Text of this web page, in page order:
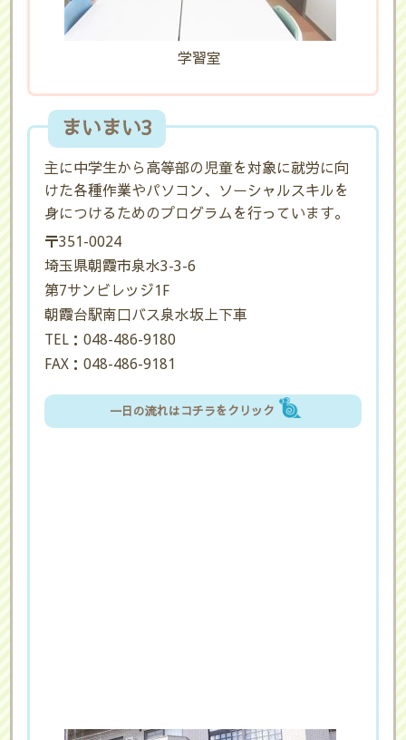
学習室
まいまい3
主に中学生から高等部の児童を対象に就労に向
けた各種作業やパソコン、ソーシャルスキルを
身につけるためのプログラムを行っています。
〒351-0024
埼玉県朝霞市泉水3-3-6
第7サンビレッジ1F
朝霞台駅南口バス泉水坂上下車
TEL：048-486-9180
FAX：048-486-9181
一日の流れはコチラをクリック